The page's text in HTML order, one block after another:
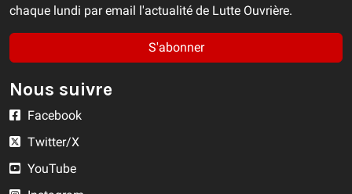
chaque lundi par email l'actualité de Lutte Ouvrière.
S'abonner
Nous suivre
Facebook
Twitter/X
YouTube